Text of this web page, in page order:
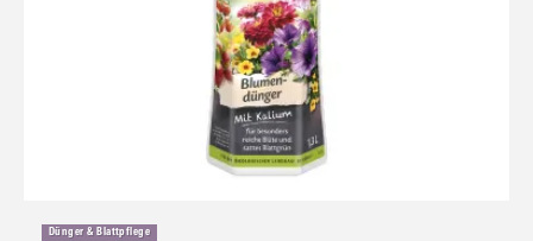
Dünger & Blattpflege